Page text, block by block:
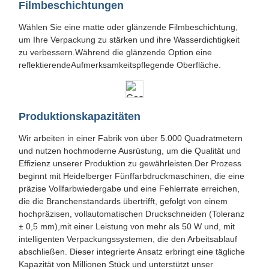
Filmbeschichtungen
Wählen Sie eine matte oder glänzende Filmbeschichtung,
um Ihre Verpackung zu stärken und ihre Wasserdichtigkeit
zu verbessern.Während die glänzende Option eine
reflektierendeAufmerksamkeitspflegende Oberfläche.
Produktionskapazitäten
Wir arbeiten in einer Fabrik von über 5.000 Quadratmetern
und nutzen hochmoderne Ausrüstung, um die Qualität und
Effizienz unserer Produktion zu gewährleisten.Der Prozess
beginnt mit Heidelberger Fünffarbdruckmaschinen, die eine
präzise Vollfarbwiedergabe und eine Fehlerrate erreichen,
die die Branchenstandards übertrifft, gefolgt von einem
hochpräzisen, vollautomatischen Druckschneiden (Toleranz
± 0,5 mm),mit einer Leistung von mehr als 50 W und, mit
intelligenten Verpackungssystemen, die den Arbeitsablauf
abschließen. Dieser integrierte Ansatz erbringt eine tägliche
Kapazität von Millionen Stück und unterstützt unser